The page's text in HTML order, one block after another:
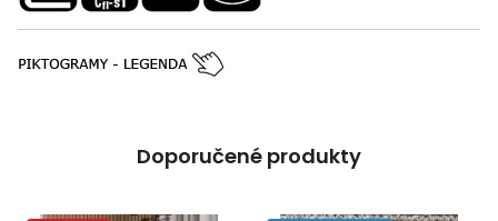
Doporučené produkty